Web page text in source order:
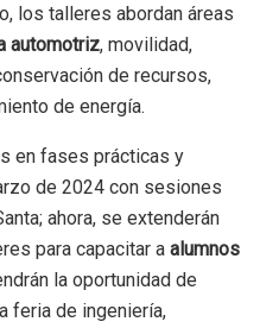
los talleres abordan áreas
automotriz, movilidad,
de recursos,
de energía.
en fases prácticas y
de 2024 con sesiones
ahora, se extenderán
para capacitar a alumnos
la oportunidad de
feria de ingeniería,